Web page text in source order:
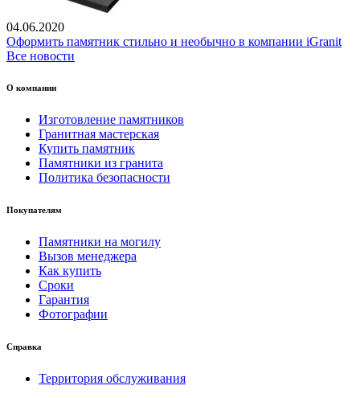
04.06.2020
Оформить памятник стильно и необычно в компании iGranit
Все новости
О компании
Изготовление памятников
Гранитная мастерская
Купить памятник
Памятники из гранита
Политика безопасности
Покупателям
Памятники на могилу
Вызов менеджера
Как купить
Сроки
Гарантия
Фотографии
Справка
Территория обслуживания